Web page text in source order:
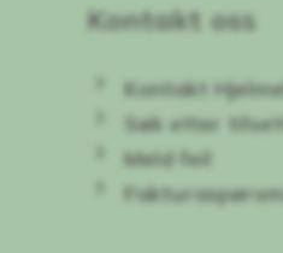
Kontakt oss
Kontakt
Søk etter
Meld feil